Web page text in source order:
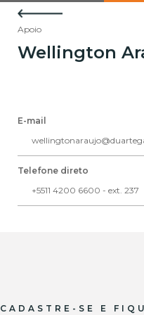
Apoio
Wellington
E-mail
Telefone direto
+5511 4200 6600 - ext. 237
CADASTRE-SE E